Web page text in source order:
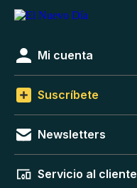
Mi cuenta
Suscríbete
Newsletters
Servicio al cliente